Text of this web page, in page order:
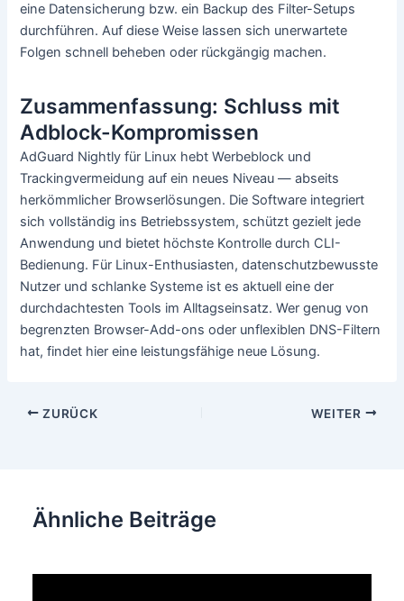
eine Datensicherung bzw. ein Backup des Filter-Setups
durchführen. Auf diese Weise lassen sich unerwartete
Folgen schnell beheben oder rückgängig machen.
Zusammenfassung: Schluss mit
Adblock-Kompromissen
AdGuard Nightly für Linux hebt Werbeblock und
Trackingvermeidung auf ein neues Niveau — abseits
herkömmlicher Browserlösungen. Die Software integriert
sich vollständig ins Betriebssystem, schützt gezielt jede
Anwendung und bietet höchste Kontrolle durch CLI-
Bedienung. Für Linux-Enthusiasten, datenschutzbewusste
Nutzer und schlanke Systeme ist es aktuell eine der
durchdachtesten Tools im Alltagseinsatz. Wer genug von
begrenzten Browser-Add-ons oder unflexiblen DNS-Filtern
hat, findet hier eine leistungsfähige neue Lösung.
Beitragsnavigation
ZURÜCK WEITER
Ähnliche Beiträge